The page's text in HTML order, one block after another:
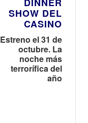
SHOW DEL
CASINO
Estreno el 31 de
octubre. La
noche más
terrorífica del
año